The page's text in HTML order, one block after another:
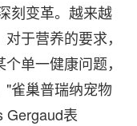
刻变革。越来越
于营养的要求，
单一健康问题，
雀巢普瑞纳宠物
Gergaud表